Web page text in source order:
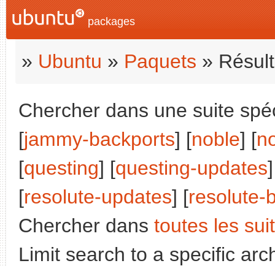
packages
» Ubuntu » Paquets »
Chercher dans une suite
[jammy-backports] [noble] [
[questing] [questing-updates
[resolute-updates] [resolute-
Chercher dans toutes les
Limit search to a specific